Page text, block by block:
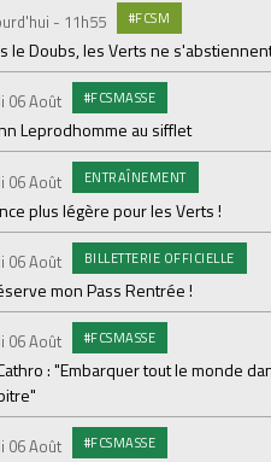
- 11h55 #FCSM
le Doubs, les Verts ne
06 Août #FCSMASSE
Leprodhomme au sifflet
06 Août ENTRAÎNEMENT
plus légère pour les Verts !
06 Août BILLETTERIE OFFICIELLE
mon Pass Rentrée !
06 Août #FCSMASSE
: "Embarquer tout le monde
06 Août #FCSMASSE